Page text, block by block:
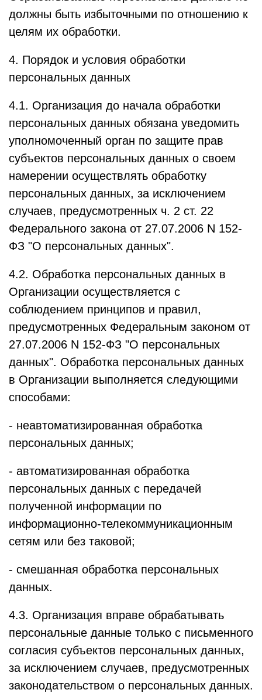
должны быть избыточными по отношению к
целям их обработки.
4. Порядок и условия обработки
персональных данных
4.1. Организация до начала обработки
персональных данных обязана уведомить
уполномоченный орган по защите прав
субъектов персональных данных о своем
намерении осуществлять обработку
персональных данных, за исключением
случаев, предусмотренных ч. 2 ст. 22
Федерального закона от 27.07.2006 N 152-
ФЗ "О персональных данных".
4.2. Обработка персональных данных в
Организации осуществляется с
соблюдением принципов и правил,
предусмотренных Федеральным законом от
27.07.2006 N 152-ФЗ "О персональных
данных". Обработка персональных данных
в Организации выполняется следующими
способами:
- неавтоматизированная обработка
персональных данных;
- автоматизированная обработка
персональных данных с передачей
полученной информации по
информационно-телекоммуникационным
сетям или без таковой;
- смешанная обработка персональных
данных.
4.3. Организация вправе обрабатывать
персональные данные только с письменного
согласия субъектов персональных данных,
за исключением случаев, предусмотренных
законодательством о персональных данных.